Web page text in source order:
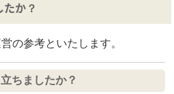
か？
の参考といたします。
ちましたか？